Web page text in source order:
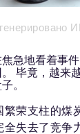
急地看着事
毕竟，越来
。
繁荣支柱的煤
全失去了竞争